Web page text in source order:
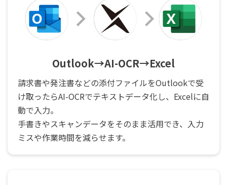
Outlook→AI-OCR→Excel
請求書や発注書などの添付ファイルをOutlookで受
け取ったらAI-OCRでテキストデータ化し、Excelに自
動で入力。
手書きやスキャンデータをそのまま活用でき、入力
ミスや作業時間を減らせます。